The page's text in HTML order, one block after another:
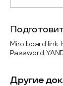
Miro board
Password:
Другие